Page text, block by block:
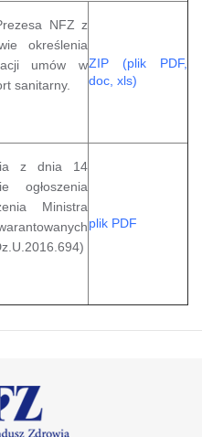
NFZ z
określenia
umów w
sanitarny.
ZIP (plik PDF,
doc, xls)
z dnia 14
Ministra
plik PDF